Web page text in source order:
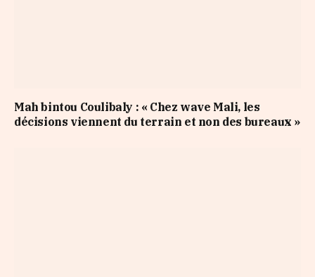
Mah bintou Coulibaly : « Chez wave Mali, les
décisions viennent du terrain et non des bureaux »